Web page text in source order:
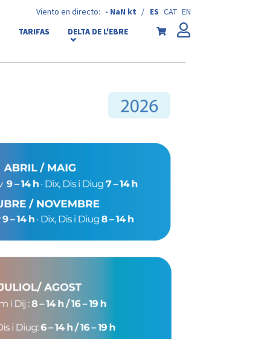
ES CAT EN
Viento en directo: - NaN kt /
TARIFAS DELTA DE L'EBRE